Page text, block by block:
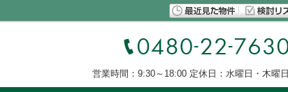
営業時間：9:30～18:00 定休日：水曜日・木曜日